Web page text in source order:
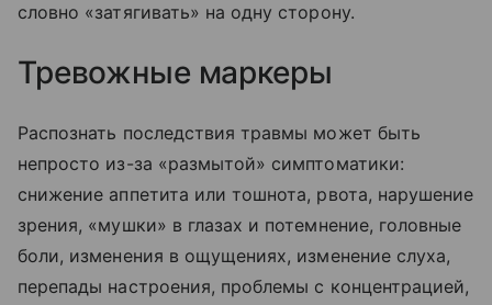
словно «затягивать» на одну сторону.
Тревожные маркеры
Распознать последствия травмы может быть
непросто из-за «размытой» симптоматики:
снижение аппетита или тошнота, рвота, нарушение
зрения, «мушки» в глазах и потемнение, головные
боли, изменения в ощущениях, изменение слуха,
перепады настроения, проблемы с концентрацией,